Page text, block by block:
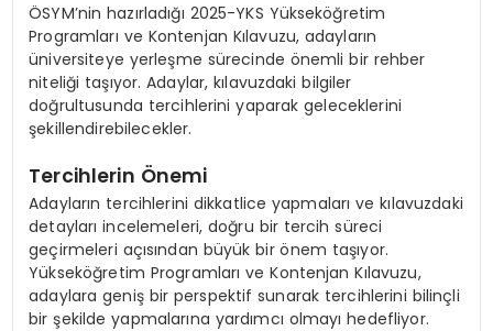
ÖSYM’nin hazırladığı 2025-YKS Yükseköğretim
Programları ve Kontenjan Kılavuzu, adayların
üniversiteye yerleşme sürecinde önemli bir rehber
niteliği taşıyor. Adaylar, kılavuzdaki bilgiler
doğrultusunda tercihlerini yaparak geleceklerini
şekillendirebilecekler.
Tercihlerin Önemi
Adayların tercihlerini dikkatlice yapmaları ve kılavuzdaki
detayları incelemeleri, doğru bir tercih süreci
geçirmeleri açısından büyük bir önem taşıyor.
Yükseköğretim Programları ve Kontenjan Kılavuzu,
adaylara geniş bir perspektif sunarak tercihlerini bilinçli
bir şekilde yapmalarına yardımcı olmayı hedefliyor.